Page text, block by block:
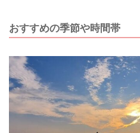
おすすめの季節や時間帯